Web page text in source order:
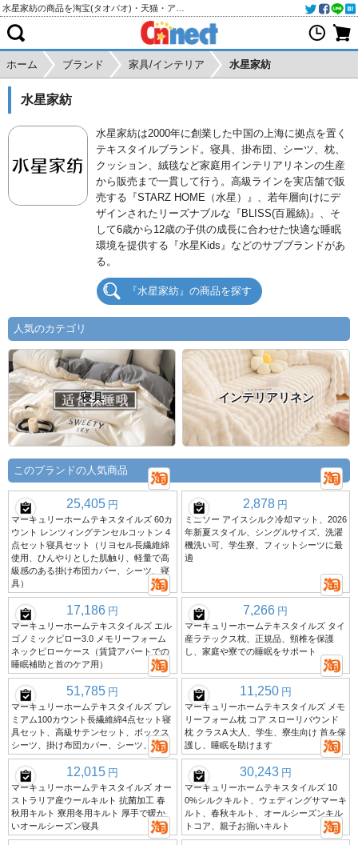
ホーム ブランド 家具/インテリア 水星家紡
水星家紡
水星家紡は2000年に創業した中国の上海に拠点を置く
テキスタイルブランド。寝具、掛布団、シーツ、枕、
クッション、絨毯など家庭用インテリアリネンの生産
から販売まで一貫して行う。高級ラインを実店舗で販
売する『STARZ HOME（水星）』、若年層向けにデ
ザインされたリーズナブルな『BLISS(百麗絲)』、そ
して6歳から12歳の子供の成長に合わせた快適な睡眠
環境を提供する『水星Kids』などのサブブランドがあ
る。
『水星家紡』の商品を探す
人気のカテゴリ
寝具 インテリアリネン
このブランドの人気商品
25,405 円
マーキュリーホームテキスタイルズ 60カ
ウント レンツィングテンセルコットン 4
点セット寝具セット（リヨセル長繊維綿
使用、ひんやりとした肌触り、軽量で高
級感のある掛け布団カバー、シーツ、寝
具）
2,878 円
ミニソー アイスシルク冷却マット、2026
年新夏スタイル、シングルサイズ、洗濯
機洗い可、学生寮、フィットシーツに最
適
17,186 円
マーキュリーホームテキスタイルズ エル
ゴノミックピロー3.0 メモリーフォーム
ネックピローケース（賃貸アパートでの
睡眠補助と首のケア用）
7,266 円
マーキュリーホームテキスタイルズ タイ
産ラテックス枕、正規品、頸椎を保護
し、家庭や寮での睡眠をサポート
51,785 円
マーキュリーホームテキスタイルズ プレ
ミアム100カウント長繊維綿4点セット寝
具セット、高級サテンセット、ボックス
シーツ、掛け布団カバー、シーツ、寝具
11,250 円
マーキュリーホームテキスタイルズ メモ
リーフォーム枕 コア スローリバウンド
枕 クラスA 大人、学生、寮生向け 首を保
護し、睡眠を助けます
12,015 円
マーキュリーホームテキスタイルズ オー
ストラリア産ウールキルト 抗菌加工 春
秋用キルト 寮用冬用キルト 厚手で暖か
いオールシーズン寝具
30,243 円
マーキュリーホームテキスタイルズ 10
0%シルクキルト、ウェディングサマーキ
ルト、春秋キルト、オールシーズンキル
トコア、親子お揃いキルト